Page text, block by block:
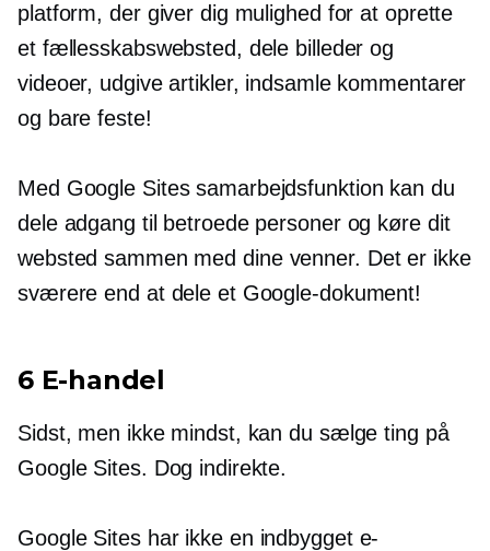
platform, der giver dig mulighed for at oprette
et fællesskabswebsted, dele billeder og
videoer, udgive artikler, indsamle kommentarer
og bare feste!
Med Google Sites samarbejdsfunktion kan du
dele adgang til betroede personer og køre dit
websted sammen med dine venner. Det er ikke
sværere end at dele et Google-dokument!
6 E-handel
Sidst, men ikke mindst, kan du sælge ting på
Google Sites. Dog indirekte.
Google Sites har ikke en indbyggete-